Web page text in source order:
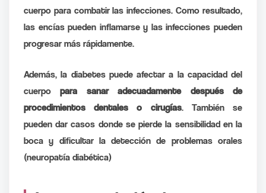
cuerpo para combatir las infecciones. Como resultado,
las encías pueden inflamarse y las infecciones pueden
progresar más rápidamente.
Además, la diabetes puede afectar a la capacidad del
cuerpopara sanar adecuadamente después de
procedimientos dentales o cirugías. También se
pueden dar casos donde se pierde la sensibilidad en la
boca y dificultar la detección de problemas orales
(neuropatía diabética)